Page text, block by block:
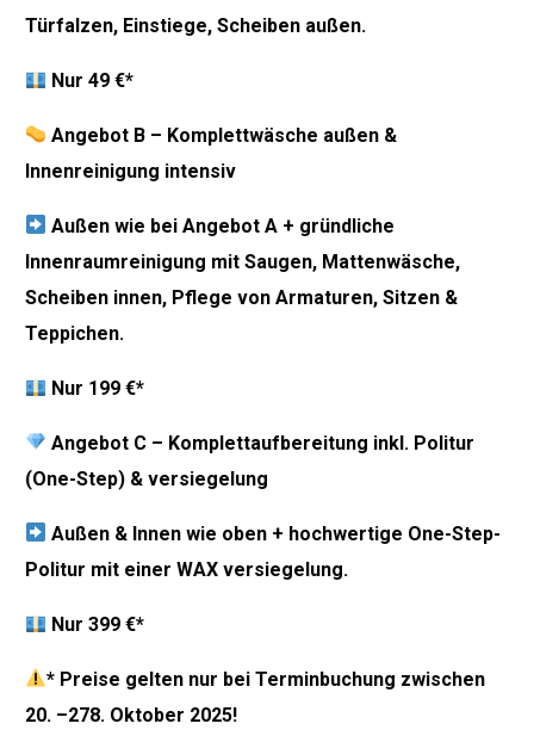
Türfalzen, Einstiege, Scheiben außen.
Nur 49 €*
Angebot B – Komplettwäsche außen &
Innenreinigung intensiv
Außen wie bei Angebot A + gründliche
Innenraumreinigung mit Saugen, Mattenwäsche,
Scheiben innen, Pflege von Armaturen, Sitzen &
Teppichen.
Nur 199 €*
Angebot C – Komplettaufbereitung inkl. Politur
(One-Step) &versiegelung
Außen & Innen wie oben + hochwertige One-Step-
Politur mit einer WAXversiegelung.
Nur 399 €*
* Preise gelten nur bei Terminbuchung zwischen
20. –278. Oktober 2025!